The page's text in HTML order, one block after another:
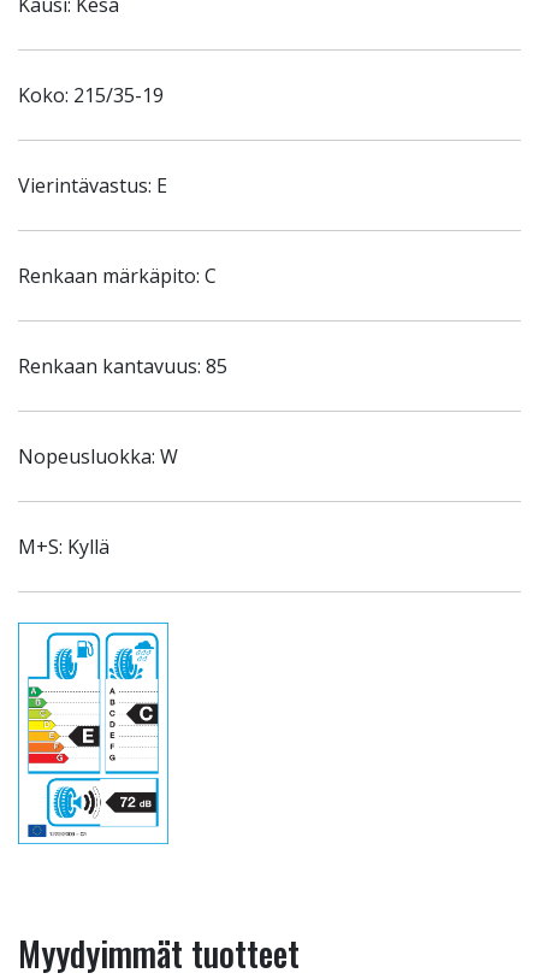
Koko: 215/35-19
Vierintävastus: E
Renkaan märkäpito: C
Renkaan kantavuus: 85
Nopeusluokka: W
M+S: Kyllä
Myydyimmät tuotteet